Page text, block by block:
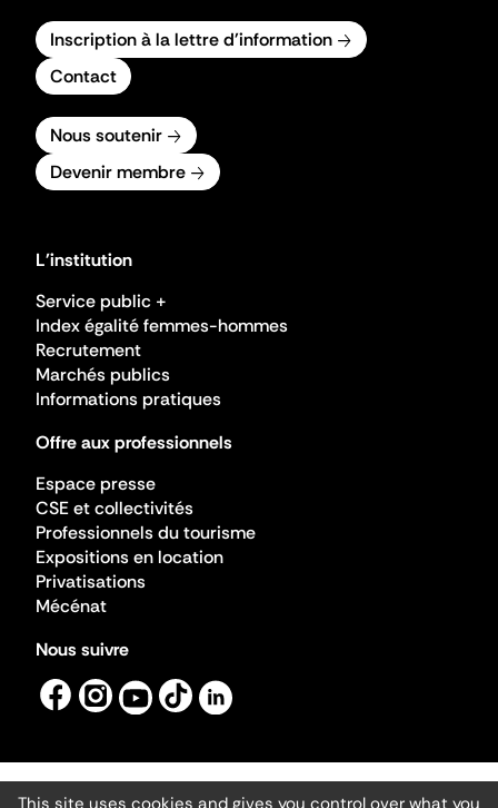
Inscription à la lettre d'information
Contact
Nous soutenir
Devenir membre
L'institution
Service public +
Index égalité femmes-hommes
Recrutement
Marchés publics
Informations pratiques
Offre aux professionnels
Espace presse
CSE et collectivités
Professionnels du tourisme
Expositions en location
Privatisations
Mécénat
Nous suivre
Mentions légales
This site uses cookies and gives you control over what you